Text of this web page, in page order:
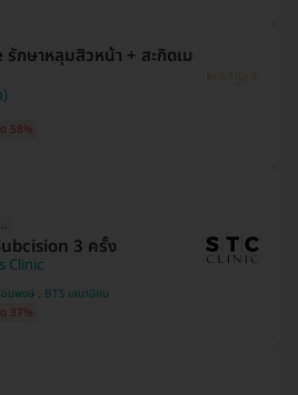
กษาหลุมสิวหน้า + สะกิดเม
58%
กแชทแอดมินเลย!
3 ครั้ง
Clinic
BTS อนุสาวรีย์ชัยสมรภูมิ , BTS พร้อมพงษ์ , BTS เสนานิคม
37%